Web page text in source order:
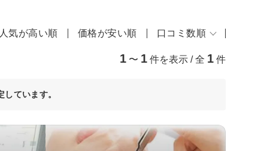
人気が高い順 価格が安い順 口コミ数順
1 〜 1 件を表示 / 全 1 件
ています。